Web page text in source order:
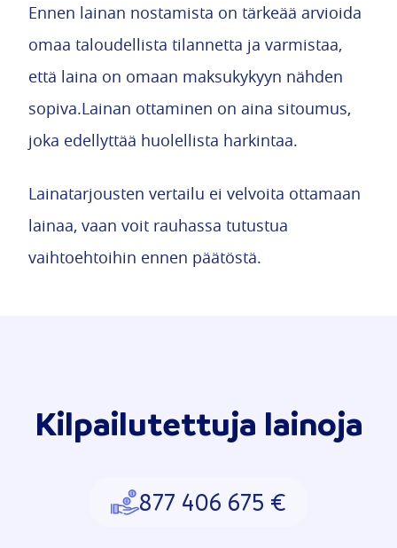
Ennen lainan nostamista on tärkeää arvioida
omaa taloudellista tilannetta ja varmistaa,
että laina on omaan maksukykyyn nähden
sopiva.Lainan ottaminen on aina sitoumus,
joka edellyttää huolellista harkintaa.
Lainatarjousten vertailu ei velvoita ottamaan
lainaa, vaan voit rauhassa tutustua
vaihtoehtoihin ennen päätöstä.
Kilpailutettuja lainoja
877 406 675 €